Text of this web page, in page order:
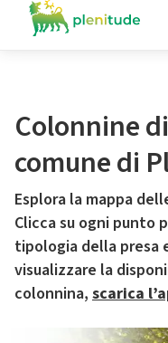
Colonnine
comune di
Esplora la mappa
Clicca su ogni punto
tipologia della presa
visualizzare la
colonnina, scarica